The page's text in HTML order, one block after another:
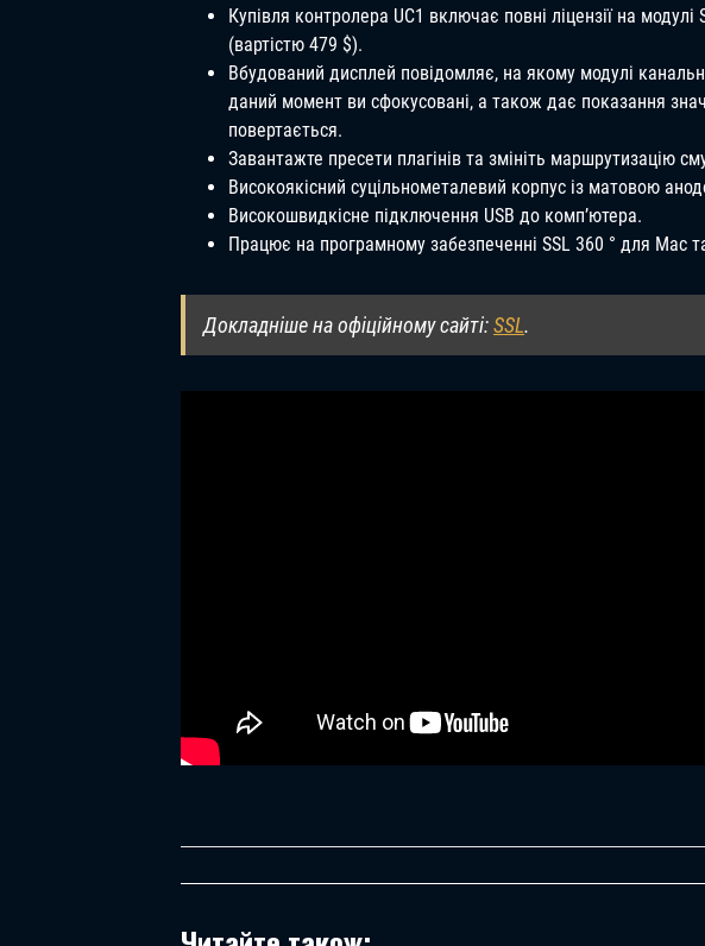
Купівля контролера UC1 включає повні ліцензії на
(вартістю 479 $).
Вбудований дисплей повідомляє, на якому модулі
даний момент ви сфокусовані, а також дає показання
повертається.
Завантажте пресети плагінів та змініть маршрутизацію
Високоякісний суцільнометалевий корпус із матовою
Високошвидкісне підключення USB до комп’ютера.
Працює на програмному забезпеченні SSL 360 ° для Mac
Докладніше на офіційному сайті:SSL.